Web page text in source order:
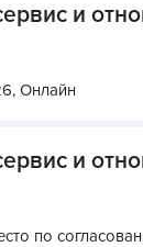
и
Онлайн
и
по